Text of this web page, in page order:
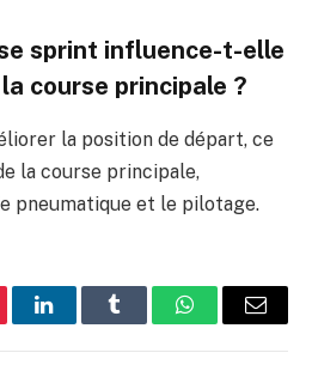
sprint influence-t-elle
course principale ?
la position de départ, ce
la course principale,
pneumatique et le pilotage.
LinkedInTumblr WhatsApp
E-